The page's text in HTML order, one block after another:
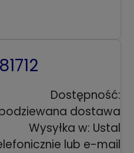
Dostępność:
dostawa
Wysyłka w: Ustal
lub e-mail